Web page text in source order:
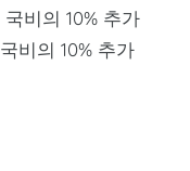
국비의 10% 추가
국비의 10% 추가